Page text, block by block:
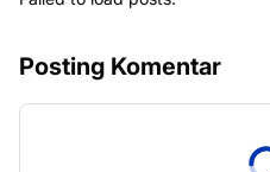
Posting Komentar